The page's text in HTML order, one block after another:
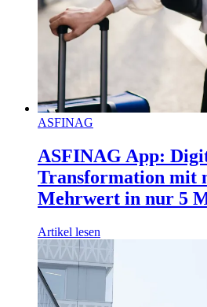
ASFINAG
ASFINAG App:
Transformation mit
Mehrwert in nur 5
Artikel lesen